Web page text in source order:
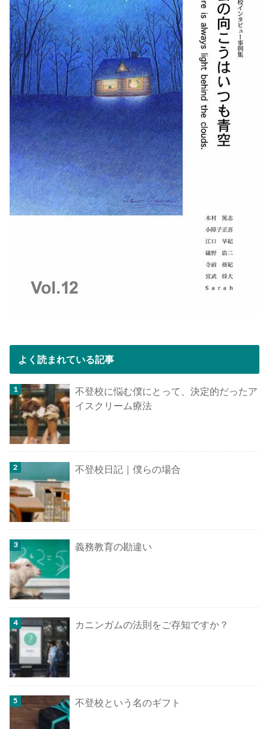
よく読まれている記事
不登校に悩む僕にとって、決定的だったア
イスクリーム療法
不登校日記｜僕らの場合
義務教育の勘違い
カニンガムの法則をご存知ですか？
不登校という名のギフト